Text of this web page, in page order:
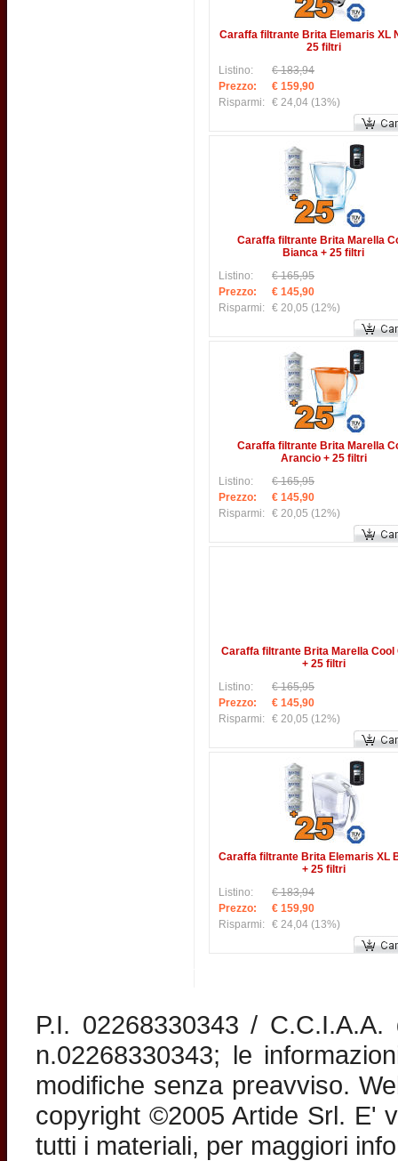
Caraffa filtrante Brita Elemaris XL
25 filtri
Listino:
€ 183,94
Prezzo:
€ 159,90
Risparmi: € 24,04 (13%)
Caraffa filtrante Brita Marella
Bianca + 25 filtri
Listino:
€ 165,95
Prezzo:
€ 145,90
Risparmi: € 20,05 (12%)
Caraffa filtrante Brita Marella
Arancio + 25 filtri
Listino:
€ 165,95
Prezzo:
€ 145,90
Risparmi: € 20,05 (12%)
Caraffa filtrante Brita Marella Cool
+ 25 filtri
Listino:
€ 165,95
Prezzo:
€ 145,90
Risparmi: € 20,05 (12%)
Caraffa filtrante Brita Elemaris XL
+ 25 filtri
Listino:
€ 183,94
Prezzo:
€ 159,90
Risparmi: € 24,04 (13%)
P.I. 02268330343 /
n.02268330343; le
modifiche senza preavviso.
copyright ©2005 Artide Srl. E'
tutti i materiali, per maggiori